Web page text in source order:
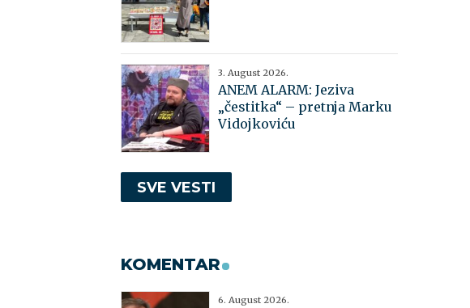
3. August 2026.
ANEM ALARM: Jeziva
„čestitka“ – pretnja Marku
Vidojkoviću
SVE VESTI
KOMENTAR
6. August 2026.